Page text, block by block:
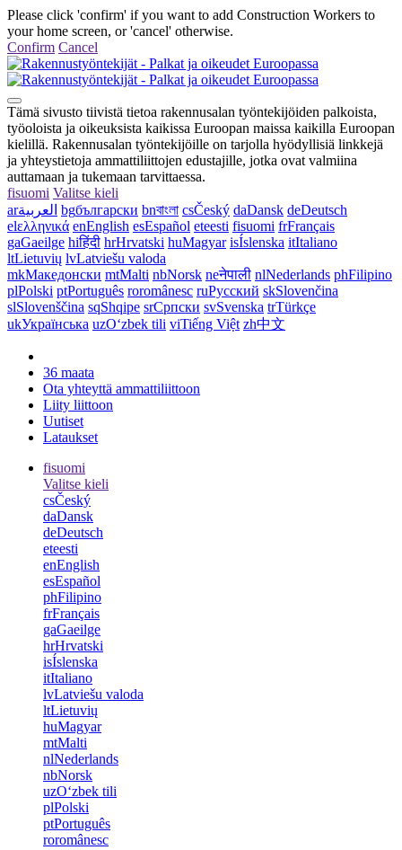
Please click 'confirm' if you want to add Construction Workers to
your home screen, or 'cancel' otherwise.
Confirm Cancel
Tämä sivusto tiivistä tietoa rakennusalan työntekijöiden palkoista,
työoloista ja oikeuksista kaikissa Euroopan maissa kaikilla Euroopan
kielillä. Rakennusalan työntekijöille on tarjolla hyödyllisiä linkkejä
ja yhteystietoja ammattiliittojen edustajille, jotka ovat valmiina
auttamaan ja tukemaan tarvittaessa.
fisuomi Valitse kieli
arالعربية bgбългарски bnবাংলা csČeský daDansk deDeutsch
elελληνικά enEnglish esEspañol eteesti fisuomi frFrançais
gaGaeilge hiहिंदी hrHrvatski huMagyar isÍslenska itItaliano
ltLietuvių lvLatviešu valoda
mkМакедонски mtMalti nbNorsk neनेपाली nlNederlands phFilipino
plPolski ptPortuguês roromânesc ruРусский skSlovenčina
slSlovenščina sqShqipe srСрпски svSvenska trTürkçe
ukУкраїнська uzOʻzbek tili viTiếng Việt zh中文
36 maata
Ota yhteyttä ammattiliittoon
Liity liittoon
Uutiset
Lataukset
fisuomi
Valitse kieli
csČeský
daDansk
deDeutsch
eteesti
enEnglish
esEspañol
phFilipino
frFrançais
gaGaeilge
hrHrvatski
isÍslenska
itItaliano
lvLatviešu valoda
ltLietuvių
huMagyar
mtMalti
nlNederlands
nbNorsk
uzOʻzbek tili
plPolski
ptPortuguês
roromânesc